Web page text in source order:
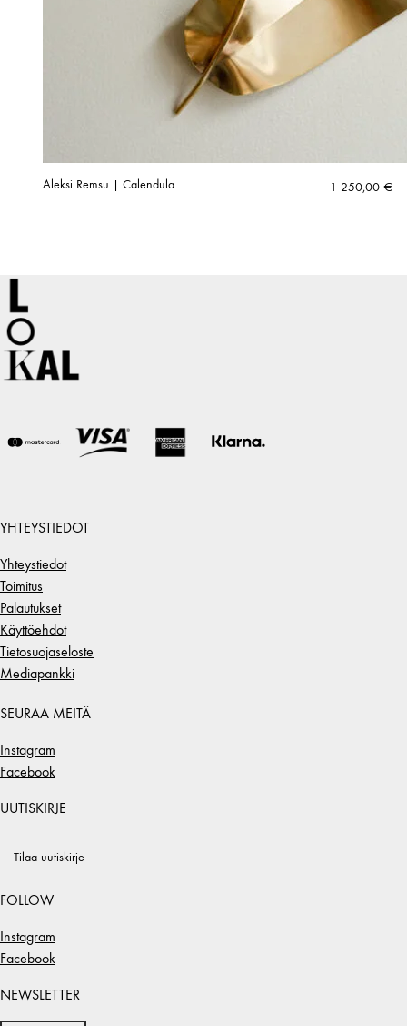
Aleksi Remsu | Calendula 1 250,00 €
YHTEYSTIEDOT
Yhteystiedot
Toimitus
Palautukset
Käyttöehdot
Tietosuojaseloste
Mediapankki
SEURAA MEITÄ
Instagram
Facebook
UUTISKIRJE
Tilaa uutiskirje
FOLLOW
Instagram
Facebook
NEWSLETTER